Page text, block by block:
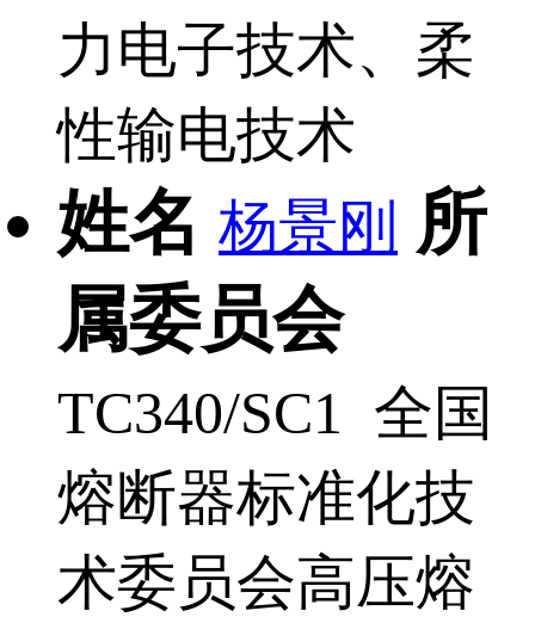
力电子技术、柔
性输电技术
姓名 杨景刚 所
属委员会
TC340/SC1 全国
熔断器标准化技
术委员会高压熔